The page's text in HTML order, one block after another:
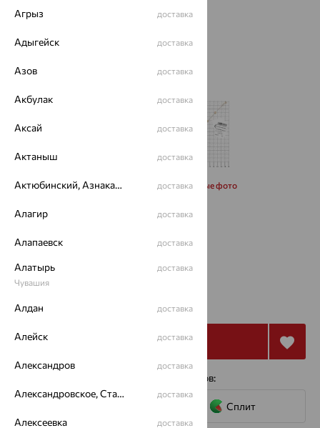
Запросить дополнительные фото
17
от 26 623 73 953₽
Купить
с помощью сервисов:
Сплит
Агрыз доставка
Адыгейск доставка
Азов доставка
Акбулак доставка
Аксай доставка
Актаныш доставка
Актюбинский, Азнакаевский район доставка
Алагир доставка
Алапаевск доставка
Алатырь
Чувашия
доставка
Алдан доставка
Алейск доставка
Александров доставка
Александровское, Ставропольский край доставка
Алексеевка доставка